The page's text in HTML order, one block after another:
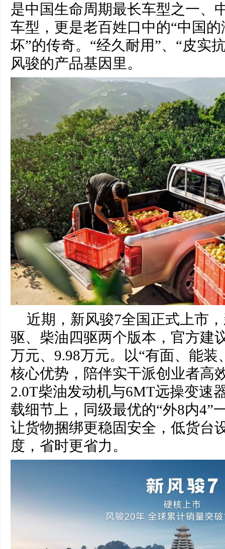
是中国生命周期最长车型之一、
车型，更是老百姓口中的“中国
坏”的传奇。“经久耐用”、“皮实
风骏的产品基因里。
近期，新风骏7全国正式上市
驱、柴油四驱两个版本，官方建
万元、9.98万元。以“有面、能装
核心优势，陪伴实干派创业者高
2.0T柴油发动机与6MT远操变速
载细节上，同级最优的“外8内4”
让货物捆绑更稳固安全，低货台
度，省时更省力。